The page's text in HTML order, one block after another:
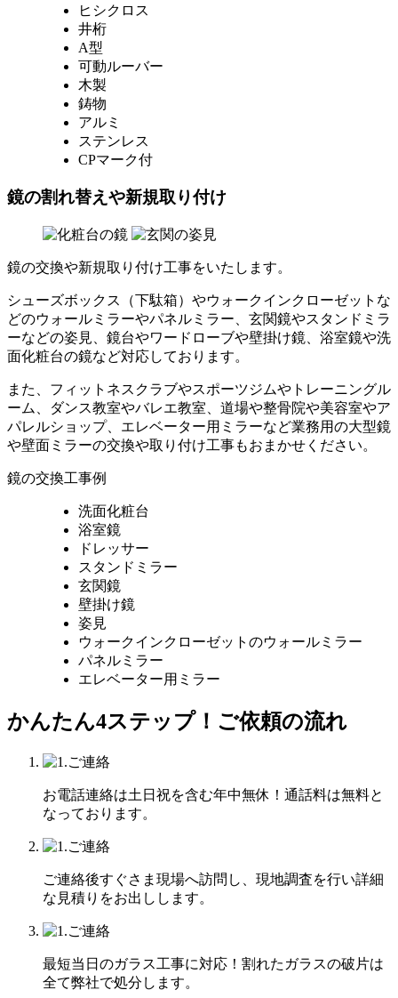
ヒシクロス
井桁
A型
可動ルーバー
木製
鋳物
アルミ
ステンレス
CPマーク付
鏡の割れ替えや新規取り付け
鏡の交換や新規取り付け工事をいたします。
シューズボックス（下駄箱）やウォークインクローゼットな
どのウォールミラーやパネルミラー、玄関鏡やスタンドミラ
ーなどの姿見、鏡台やワードローブや壁掛け鏡、浴室鏡や洗
面化粧台の鏡など対応しております。
また、フィットネスクラブやスポーツジムやトレーニングル
ーム、ダンス教室やバレエ教室、道場や整骨院や美容室やア
パレルショップ、エレベーター用ミラーなど業務用の大型鏡
や壁面ミラーの交換や取り付け工事もおまかせください。
鏡の交換工事例
洗面化粧台
浴室鏡
ドレッサー
スタンドミラー
玄関鏡
壁掛け鏡
姿見
ウォークインクローゼットのウォールミラー
パネルミラー
エレベーター用ミラー
かんたん4ステップ！ ご依頼の流れ
お電話連絡は土日祝を含む年中無休！通話料は無料と
なっております。
ご連絡後すぐさま現場へ訪問し、現地調査を行い詳細
な見積りをお出しします。
最短当日のガラス工事に対応！割れたガラスの破片は
全て弊社で処分します。